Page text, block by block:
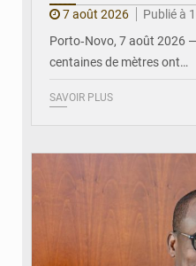
7 août 2026
Publié à
Porto‑Novo, 7 août 2026
centaines de mètres ont…
SAVOIR PLUS